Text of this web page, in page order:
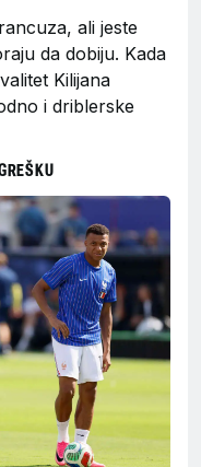
ali jeste
da dobiju. Kada
Kilijana
i driblerske